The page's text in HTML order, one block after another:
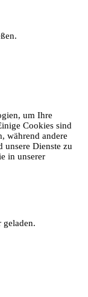
um Ihre
Cookies sind
während andere
unsere Dienste zu
in unserer
geladen.